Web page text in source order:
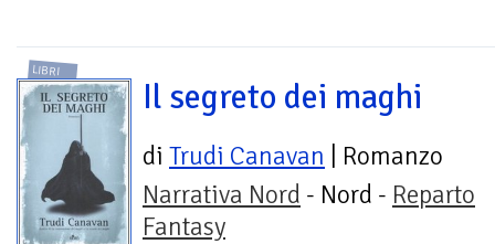
LIBRI
Il segreto dei maghi
di Trudi Canavan | Romanzo
Narrativa Nord - Nord - Reparto
Fantasy